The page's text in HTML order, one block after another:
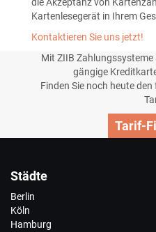
Kartenlesegerät in Ihrem
Kontaktieren Sie uns jetzt!
Mit ZIIB
gängige
Finden Sie noch heute
Tarif-
Städte
Berlin
Köln
Hamburg